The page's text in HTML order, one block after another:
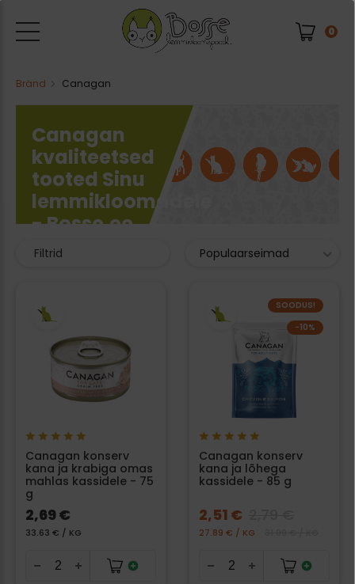
0
Bränd Canagan
Canagan
kvaliteetsed
tooted Sinu
lemmikloomadele
- Bosse.ee
45 kaubad
Filtrid Populaarseimad
Canagan konserv
kana ja krabiga omas
mahlas kassidele - 75
g
2,69 €
33.63 € / KG
SOODUS!
−10%
Canagan konserv
kana ja lõhega
kassidele - 85 g
2,51 €
27.89 € / KG